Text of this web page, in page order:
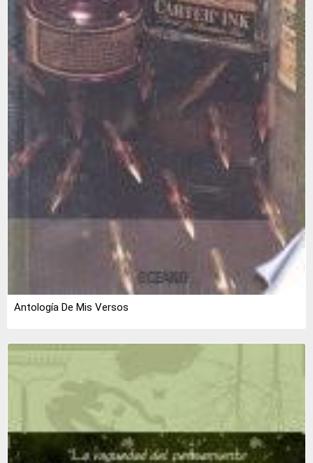
Antología De Mis Versos